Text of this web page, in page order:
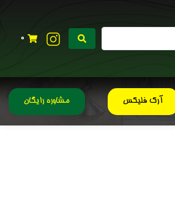
0
آرک فلیکس مشاوره رایگان